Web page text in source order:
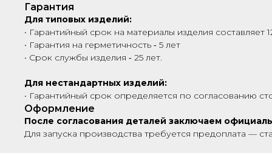
Гарантия
Для типовых изделий:
• Гарантийный срок на материалы изделия составляет
• Гарантия на герметичность ‑ 5 лет
• Срок службы изделия ‑ 25 лет.
Для нестандартных изделий:
• Гарантийный срок определяется по согласованию
Оформление
После согласования деталей заключаем
Для запуска производства требуется предоплата —